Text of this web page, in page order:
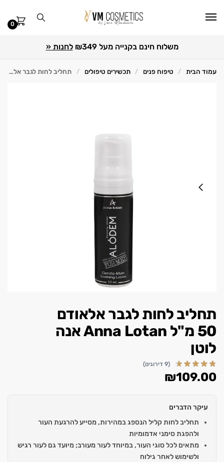
0
משלוח חינם בקנייה מעל ₪349 לחנות «
עמוד הבית / טיפוח פנים / תכשירים טיפולים / תחליב לחות לגבר אלאודם 50 מ"ל Anna Lotan אנה לוטן
תחליב לחות לגבר אלאודם
50 מ"ל Anna Lotan אנה
לוטן
(9 דירוגים)
₪109.00
עיקר הדברים
תחליב לחות קליל הנספג במהירות, מסייע להרגעת העור
ולהפגת סימני אדמומיות
מתאים לכל סוגי העור, במיוחד לעור מעורב; מיועד גם לעור רגיש
ולשימוש לאחר גילוח